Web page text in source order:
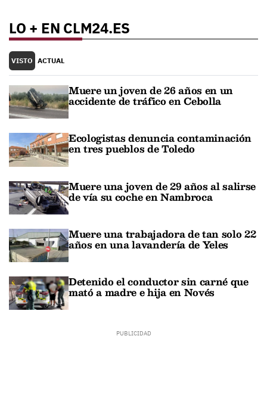
LO + EN CLM24.ES
VISTO ACTUAL
Muere un joven de 26 años en un
accidente de tráfico en Cebolla
Ecologistas denuncia contaminación
en tres pueblos de Toledo
Muere una joven de 29 años al salirse
de vía su coche en Nambroca
Muere una trabajadora de tan solo 22
años en una lavandería de Yeles
Detenido el conductor sin carné que
mató a madre e hija en Novés